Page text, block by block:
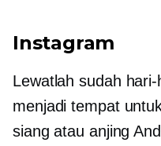
Instagram
Lewatlah sudah
menjadi tempat
siang atau anjing